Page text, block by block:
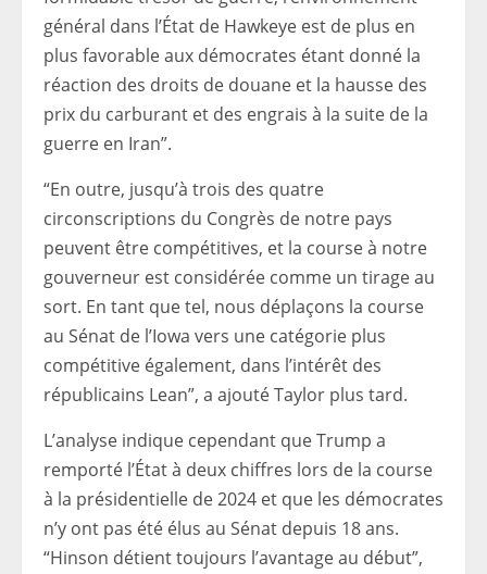
général dans l’État de Hawkeye est de plus en
plus favorable aux démocrates étant donné la
réaction des droits de douane et la hausse des
prix du carburant et des engrais à la suite de la
guerre en Iran”.
“En outre, jusqu’à trois des quatre
circonscriptions du Congrès de notre pays
peuvent être compétitives, et la course à notre
gouverneur est considérée comme un tirage au
sort. En tant que tel, nous déplaçons la course
au Sénat de l’Iowa vers une catégorie plus
compétitive également, dans l’intérêt des
républicains Lean”, a ajouté Taylor plus tard.
L’analyse indique cependant que Trump a
remporté l’État à deux chiffres lors de la course
à la présidentielle de 2024 et que les démocrates
n’y ont pas été élus au Sénat depuis 18 ans.
“Hinson détient toujours l’avantage au début”,